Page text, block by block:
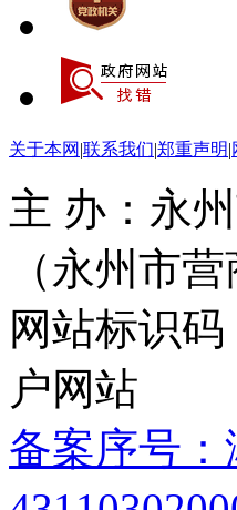
关于本网 |联系我们|郑重声明|
主 办：永
（永州市
网站标识
户网站
备案序号：